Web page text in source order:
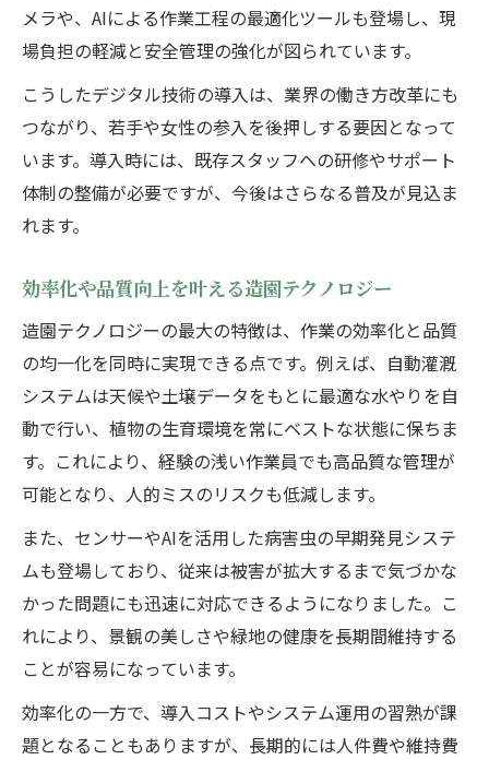
メラや、AIによる作業工程の最適化ツールも登場し、現
場負担の軽減と安全管理の強化が図られています。
こうしたデジタル技術の導入は、業界の働き方改革にも
つながり、若手や女性の参入を後押しする要因となって
います。導入時には、既存スタッフへの研修やサポート
体制の整備が必要ですが、今後はさらなる普及が見込ま
れます。
効率化や品質向上を叶える造園テクノロジー
造園テクノロジーの最大の特徴は、作業の効率化と品質
の均一化を同時に実現できる点です。例えば、自動灌漑
システムは天候や土壌データをもとに最適な水やりを自
動で行い、植物の生育環境を常にベストな状態に保ちま
す。これにより、経験の浅い作業員でも高品質な管理が
可能となり、人的ミスのリスクも低減します。
また、センサーやAIを活用した病害虫の早期発見システ
ムも登場しており、従来は被害が拡大するまで気づかな
かった問題にも迅速に対応できるようになりました。こ
れにより、景観の美しさや緑地の健康を長期間維持する
ことが容易になっています。
効率化の一方で、導入コストやシステム運用の習熟が課
題となることもありますが、長期的には人件費や維持費